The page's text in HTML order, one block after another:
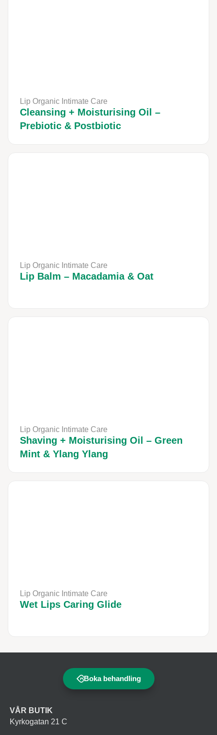
Lip Organic Intimate Care
Cleansing + Moisturising Oil –
Prebiotic & Postbiotic
Lip Organic Intimate Care
Lip Balm – Macadamia & Oat
Lip Organic Intimate Care
Shaving + Moisturising Oil – Green
Mint & Ylang Ylang
Lip Organic Intimate Care
Wet Lips Caring Glide
Boka behandling
VÅR BUTIK
Kyrkogatan 21 C